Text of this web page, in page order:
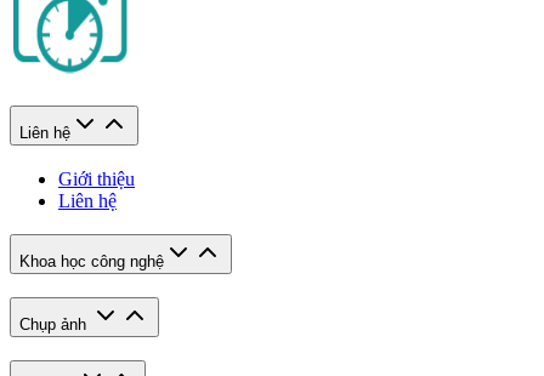
Liên hệ
Giới thiệu
Liên hệ
Khoa học công nghệ
Chụp ảnh